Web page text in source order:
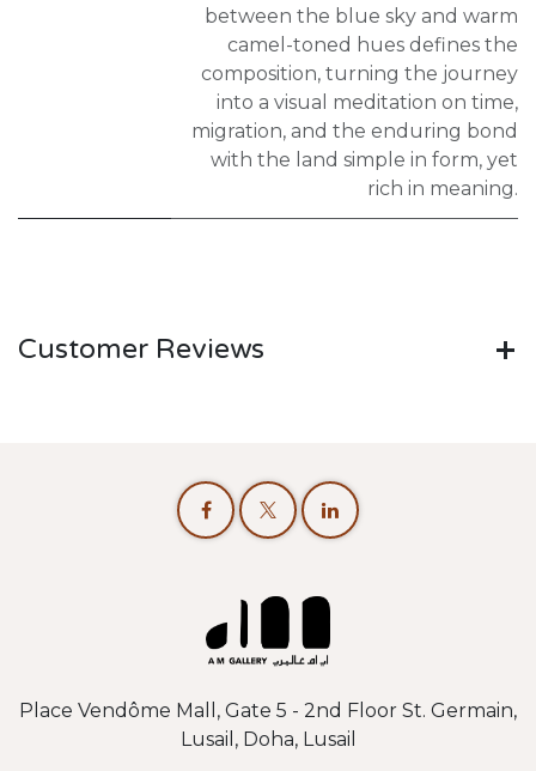
between the blue sky and warm
camel-toned hues defines the
composition, turning the journey
into a visual meditation on time,
migration, and the enduring bond
with the land simple in form, yet
rich in meaning.
Customer Reviews
Place Vendôme Mall, Gate 5 - 2nd Floor St. Germain,
Lusail, Doha, Lusail